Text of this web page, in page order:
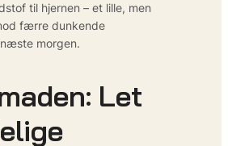
til hjernen – et lille, men
færre dunkende
morgen.
Let